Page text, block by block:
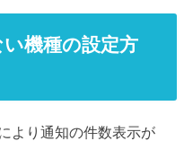
機種の設定方
より通知の件数表示が